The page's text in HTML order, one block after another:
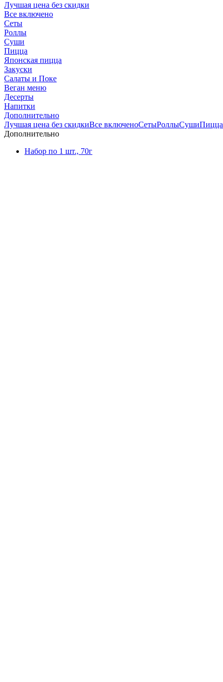
Лучшая цена без скидки
Все включено
Сеты
Роллы
Суши
Пицца
Японская пицца
Закуски
Салаты и Поке
Веган меню
Десерты
Напитки
Дополнительно
Лучшая цена без скидкиВсе включеноСетыРоллыСушиПицца
Дополнительно
Набор по 1 шт., 70г